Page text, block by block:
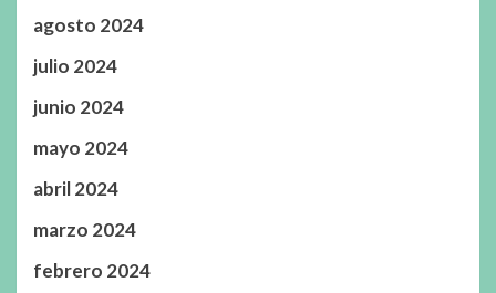
agosto 2024
julio 2024
junio 2024
mayo 2024
abril 2024
marzo 2024
febrero 2024